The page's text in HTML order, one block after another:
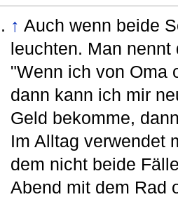
↑ Auch wenn beide
leuchten. Man
"Wenn ich von Oma
dann kann ich mir
Geld bekomme,
Im Alltag verwendet
dem nicht beide
Abend mit dem Rad